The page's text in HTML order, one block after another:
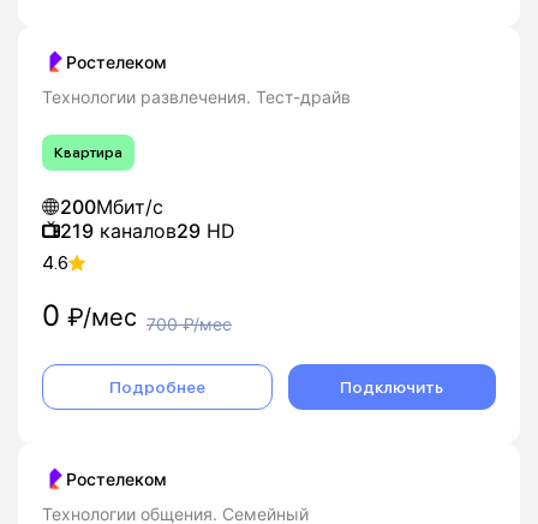
Ростелеком
Технологии развлечения. Тест-драйв
Квартира
200Мбит/с
219 каналов29 HD
4.6
0 ₽/мес 700₽/мес
Подробнее Подключить
Ростелеком
Технологии общения. Семейный